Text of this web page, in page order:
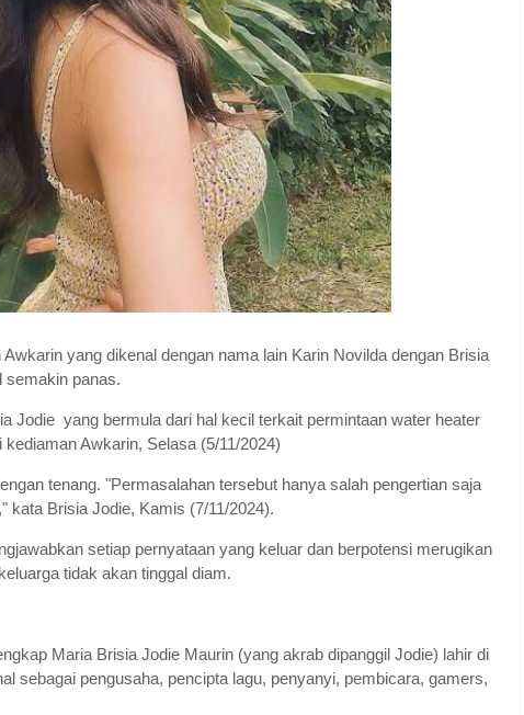
Awkarin yang dikenal dengan nama lain Karin Novilda dengan Brisia
semakin panas.
Jodie yang bermula dari hal kecil terkait permintaan water heater
Awkarin, Selasa (5/11/2024)
tenang. "Permasalahan tersebut hanya salah pengertian saja
kata Brisia Jodie, Kamis (7/11/2024).
setiap pernyataan yang keluar dan berpotensi merugikan
tidak akan tinggal diam.
Maria Brisia Jodie Maurin (yang akrab dipanggil Jodie) lahir di
sebagai pengusaha, pencipta lagu, penyanyi, pembicara, gamers,